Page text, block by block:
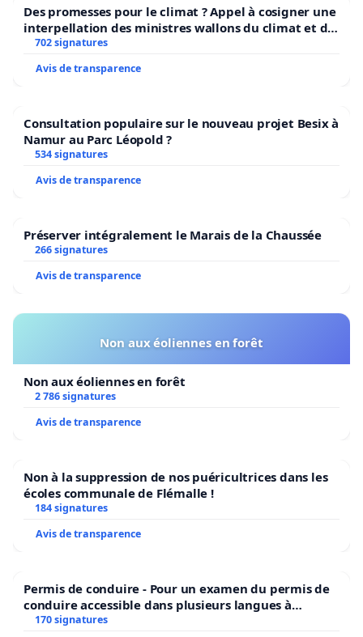
Des promesses pour le climat ? Appel à cosigner une
interpellation des ministres wallons du climat et de
l’environnement.
702 signatures
Avis de transparence
Consultation populaire sur le nouveau projet Besix à
Namur au Parc Léopold ?
534 signatures
Avis de transparence
Préserver intégralement le Marais de la Chaussée
266 signatures
Avis de transparence
Non aux éoliennes en forêt
Non aux éoliennes en forêt
2 786 signatures
Avis de transparence
Non à la suppression de nos puéricultrices dans les
écoles communale de Flémalle !
184 signatures
Avis de transparence
Permis de conduire - Pour un examen du permis de
conduire accessible dans plusieurs langues à
Bruxelles
170 signatures